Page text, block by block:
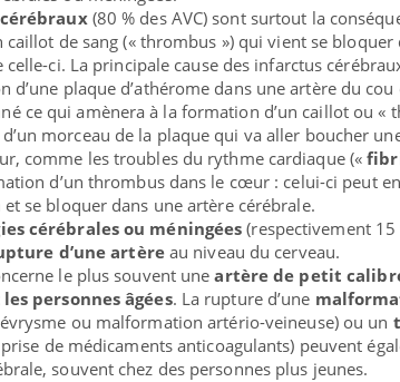
(80 % des AVC) sont surtout la
caillot de sang (« thrombus ») qui vient se bloquer
celle-ci. La principale cause des infarctus
d’une plaque d’athérome dans une artère du
ce qui amènera à la formation d’un caillot ou «
morceau de la plaque qui va aller boucher
comme les troubles du rythme cardiaque («
d’un thrombus dans le cœur : celui-ci peut
se bloquer dans une artère cérébrale.
cérébrales ou méningées (respectivement 15
d’une artèreau niveau du cerveau.
le plus souvent uneartère de petit
personnes âgées. La rupture d’une
ou malformation artério-veineuse) ou un
de médicaments anticoagulants) peuvent
souvent chez des personnes plus jeunes.